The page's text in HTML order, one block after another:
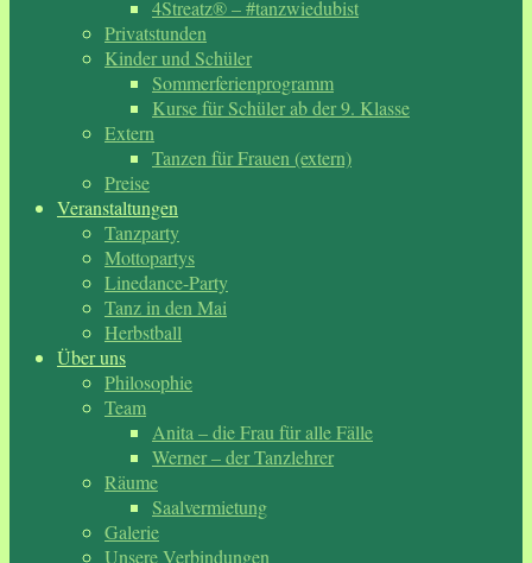
4Streatz® – #tanzwiedubist
Privatstunden
Kinder und Schüler
Sommerferienprogramm
Kurse für Schüler ab der 9. Klasse
Extern
Tanzen für Frauen (extern)
Preise
Veranstaltungen
Tanzparty
Mottopartys
Linedance-Party
Tanz in den Mai
Herbstball
Über uns
Philosophie
Team
Anita – die Frau für alle Fälle
Werner – der Tanzlehrer
Räume
Saalvermietung
Galerie
Unsere Verbindungen